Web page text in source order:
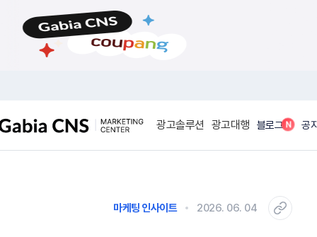
광고솔루션 광고대행 블로그 N 공
마케팅 인사이트 2026. 06. 04